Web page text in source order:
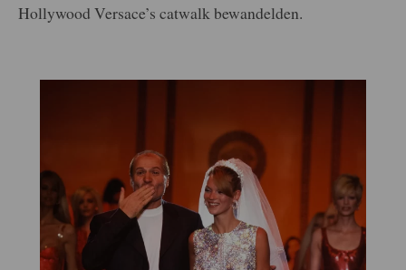
Hollywood Versace’s catwalk bewandelden.